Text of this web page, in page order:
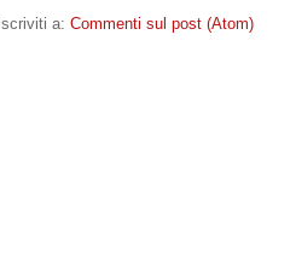
Iscriviti a: Commenti sul post (Atom)